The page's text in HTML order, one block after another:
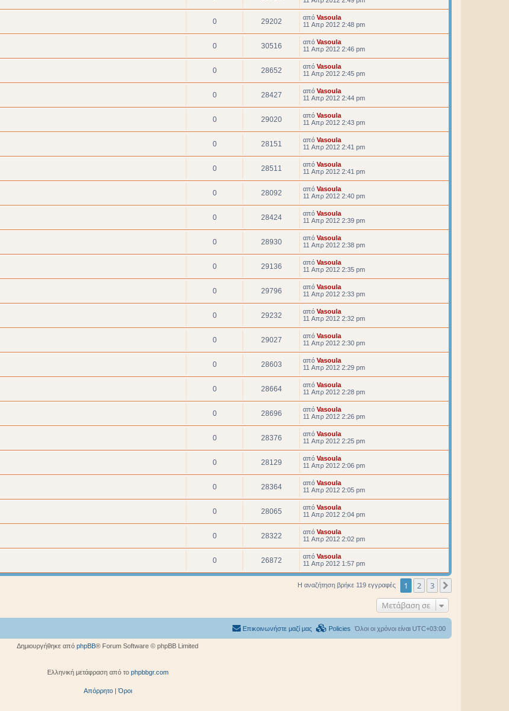
0 29202 από Vasoula
11 Απρ 2012 2:48 pm
0 30516 από Vasoula
11 Απρ 2012 2:46 pm
0 28652 από Vasoula
11 Απρ 2012 2:45 pm
0 28427 από Vasoula
11 Απρ 2012 2:44 pm
0 29020 από Vasoula
11 Απρ 2012 2:43 pm
0 28151 από Vasoula
11 Απρ 2012 2:41 pm
0 28511 από Vasoula
11 Απρ 2012 2:41 pm
0 28092 από Vasoula
11 Απρ 2012 2:40 pm
0 28424 από Vasoula
11 Απρ 2012 2:39 pm
0 28930 από Vasoula
11 Απρ 2012 2:38 pm
0 29136 από Vasoula
11 Απρ 2012 2:35 pm
0 29796 από Vasoula
11 Απρ 2012 2:33 pm
0 29232 από Vasoula
11 Απρ 2012 2:32 pm
0 29027 από Vasoula
11 Απρ 2012 2:30 pm
0 28603 από Vasoula
11 Απρ 2012 2:29 pm
0 28664 από Vasoula
11 Απρ 2012 2:28 pm
0 28696 από Vasoula
11 Απρ 2012 2:26 pm
0 28376 από Vasoula
11 Απρ 2012 2:25 pm
0 28129 από Vasoula
11 Απρ 2012 2:06 pm
0 28364 από Vasoula
11 Απρ 2012 2:05 pm
0 28065 από Vasoula
11 Απρ 2012 2:04 pm
0 28322 από Vasoula
11 Απρ 2012 2:02 pm
0 26872 από Vasoula
11 Απρ 2012 1:57 pm
Η αναζήτηση βρήκε 119 εγγραφές 1 2 3
Μετάβαση σε
Όλοι οι χρόνοι είναι UTC+03:00
Policies
Επικοινωνήστε μαζί μας
Δημιουργήθηκε από phpBB® Forum Software © phpBB Limited
Ελληνική μετάφραση από το phpbbgr.com
Απόρρητο|Όροι